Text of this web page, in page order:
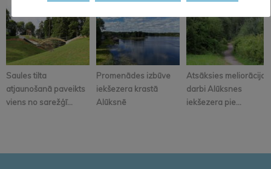
Saules tilta
atjaunošanā paveikts
viens no sarežģī...
Promenādes izbūve
iekšezera krastā
Alūksnē
Atsāksies meliorācijas
darbi Alūksnes
iekšezera pie...